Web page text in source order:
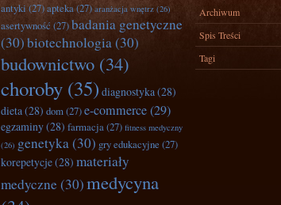
antyki(27)apteka(27) aranżacja wnętrz (26)
asertywność (27)badania genetyczne
(30)biotechnologia(30)
budownictwo (34)
choroby (35) diagnostyka(28)
dieta(28) dom(27)e-commerce(29)
egzaminy(28) farmacja(27) fitness medyczny
(26) genetyka(30) gry edukacyjne (27)
korepetycje(28) materiały
medyczne (30)medycyna
Archiwum
Spis Treści
Tagi